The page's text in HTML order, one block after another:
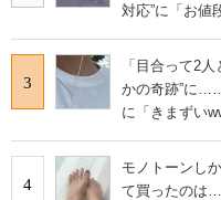
対応”に「お値
3
「目合って2
かの奇跡”に
に「きまずい
4
モノトーンし
て買ったのは